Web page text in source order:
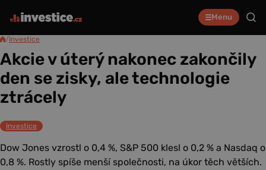
Menu
/Investice
Akcie v úterý nakonec zakončily
den se zisky, ale technologie
ztrácely
Investice
Dow Jones vzrostl o 0,4 %, S&P 500 klesl o 0,2 % a Nasdaq o
0,8 %. Rostly spíše menší společnosti, na úkor těch větších.